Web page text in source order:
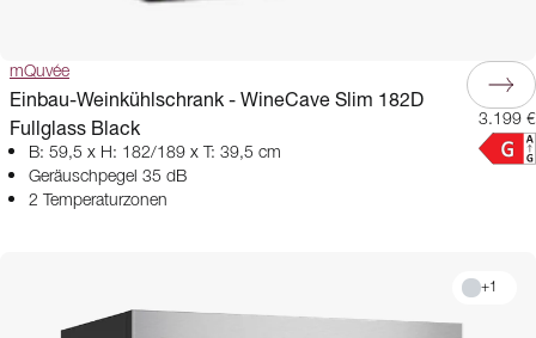
mQuvée
Einbau-Weinkühlschrank - WineCave Slim 182D
Fullglass Black
B: 59,5 x H: 182/189 x T: 39,5 cm
Geräuschpegel 35 dB
2 Temperaturzonen
3.199 €
+1